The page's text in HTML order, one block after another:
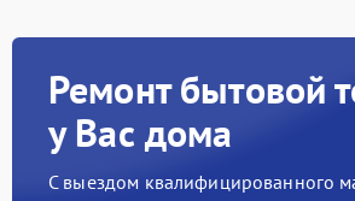
Ремонт бытовой
у Вас дома
С выездом квалифицированного